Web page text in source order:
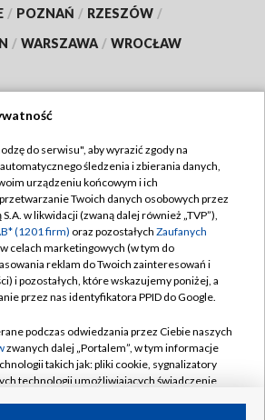
/ POZNAŃ / RZESZÓW /
/ WARSZAWA / WROCŁAW
TVP
TVP
Cyfrowa
Regulamin TVP
Polityka prywatności
Moje zgody
Pomoc
Kontakt
Kanały
do serwisu", aby wyrazić zgody na
śledzenia i zbierania danych,
urządzeniu końcowym i ich
Twoich danych osobowych przez
w likwidacji (zwaną dalej również „TVP”),
(1201 firm) oraz pozostałych Zaufanych
celach marketingowych (w tym do
reklam do Twoich zainteresowań i
i pozostałych, które wskazujemy poniżej, a
przez nas identyfikatora PPID do Google.
podczas odwiedzania przez Ciebie naszych
zwanych dalej „Portalem”, w tym informacje
takich jak: pliki cookie, sygnalizatory
technologii umożliwiających świadczenie